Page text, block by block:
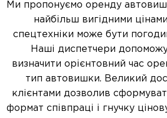
Ми пропонуємо оренду
найбільш вигідними
спецтехніки може бути
Наші диспетчери
визначити орієнтовний час
тип автовишки. Великий
клієнтами дозволив
формат співпраці і гнучку